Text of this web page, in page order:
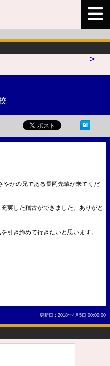
>
やかの兄である長岡先輩が来てくだ
実した稽古ができました。ありがと
引き締めて行きたいと思います。
更新日：2018年4月5日 00:00:00